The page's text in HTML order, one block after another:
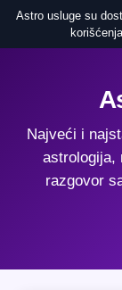
Astro usluge su
Najveći i
astrologija,
razgovor